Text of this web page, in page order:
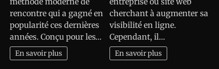
rencontre qui a gagné en
popularité ces dernières
années. Conçu pour les…
En savoir plus
cherchant à augmenter sa
visibilité en ligne.
Cependant, il…
En savoir plus